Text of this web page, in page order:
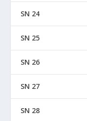
SN 24
SN 25
SN 26
SN 27
SN 28